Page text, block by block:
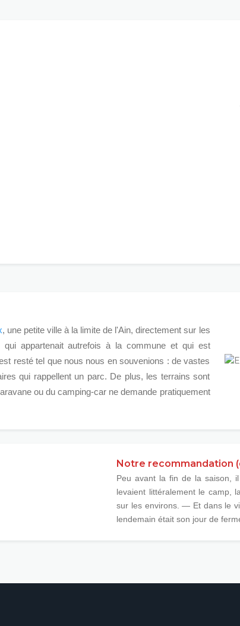
, une petite ville à la limite de l'Ain, directement sur les
appartenait autrefois à la commune et qui est
resté tel que nous nous en souvenions : de vastes
qui rappellent un parc. De plus, les terrains sont
ou du camping-car ne demande pratiquement
Notre recommandation
Peu avant la fin de la saison,
levaient littéralement le camp,
sur les environs. — Et dans le
lendemain était son jour de